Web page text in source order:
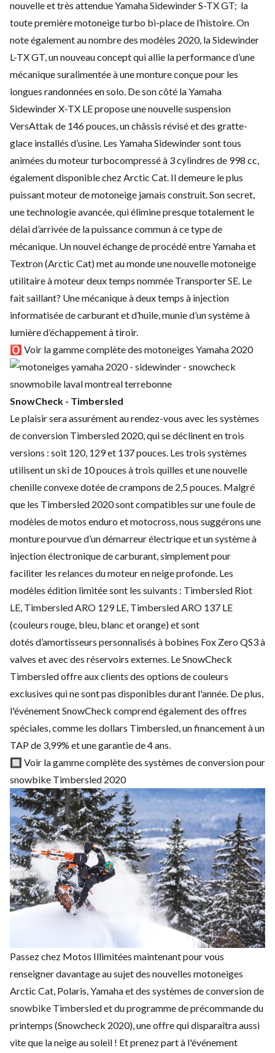
nouvelle et très attendueYamaha Sidewinder S-TX GT; la
toute première motoneige turbo bi-place de l’histoire. On
note également au nombre des modèles 2020, laSidewinder
L-TX GT, un nouveau concept qui allie la performance d’une
mécanique suralimentée à une monture conçue pour les
longues randonnées en solo. De son côté laYamaha
Sidewinder X-TX LEpropose une nouvelle suspension
VersAttak de 146 pouces, un châssis révisé et des gratte-
glace installés d’usine. Les Yamaha Sidewindersont tous
animées du moteur turbocompressé à 3 cylindres de 998 cc,
également disponible chez Arctic Cat. Il demeure le plus
puissant moteur de motoneige jamais construit. Son secret,
une technologie avancée, qui élimine presque totalement le
délai d’arrivée de la puissance commun à ce type de
mécanique. Un nouvel échange de procédé entre Yamaha et
Textron (Arctic Cat) met au monde unenouvelle motoneige
utilitaire à moteur deux temps nommée Transporter SE. Le
fait saillant? Une mécanique à deux temps à injection
informatisée de carburant et d’huile, munie d’un système à
lumière d’échappement à tiroir.
🅾 Voir la gamme complète des motoneiges Yamaha 2020
SnowCheck - Timbersled
Le plaisir sera assurément au rendez-vous avec les systèmes
de conversion Timbersled 2020, qui se déclinent en trois
versions : soit 120, 129 et 137 pouces. Les trois systèmes
utilisent un ski de 10 pouces à trois quilles et une nouvelle
chenille convexe dotée de crampons de 2,5 pouces. Malgré
que les Timbersled 2020 sont compatibles sur une foule de
modèles de motos enduro et motocross, nous suggérons une
monture pourvue d’un démarreur électrique et un système à
injection électronique de carburant, simplement pour
faciliter les relances du moteur en neige profonde. Les
modèles édition limitée sont les suivants : Timbersled Riot
LE, Timbersled ARO 129 LE, Timbersled ARO 137 LE
(couleurs rouge, bleu, blanc et orange) et sont
dotés d’amortisseurs personnalisés à bobines Fox Zero QS3 à
valves et avec des réservoirs externes. Le SnowCheck
Timbersled offre aux clients des options de couleurs
exclusives qui ne sont pas disponibles durant l'année. De plus,
l'événement SnowCheck comprend également des offres
spéciales, comme les dollars Timbersled, un financement à un
TAP de 3,99% et une garantie de 4 ans.
🔲 Voir la gamme complète des systèmes de conversion pour
snowbike Timbersled 2020
Passez chez Motos Illimitées maintenant pour vous
renseigner davantage au sujet des nouvelles motoneiges
Arctic Cat, Polaris, Yamaha et des systèmes de conversion de
snowbike Timbersled et du programme de précommande du
printemps (Snowcheck 2020), une offre qui disparaîtra aussi
vite que la neige au soleil ! Et prenez part à l'événement